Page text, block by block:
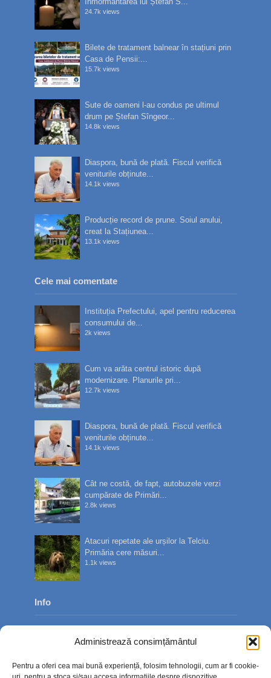
Administrează consimțământul
Pentru a oferi cea mai bună experiență, folosim tehnologii, cum ar fi cookie-
24.7k views
Bilete de tratament balnear în stațiuni prin
Casa de Pensii:...
15.7k views
Sute de oameni l-au condus pe ultimul
drum pe Ștefan Sîngeor...
14.8k views
Diaspora, bună de plată. Fiscul verifică
veniturile obținute...
14.1k views
Producție record de prune. Soiul anului,
creat la Stațiunea...
13.1k views
Cele mai comentate
Instituția Prefectului, apel pentru reducerea
consumului de...
2k views
Cum va arăta centrul istoric după
modernizare. Planurile pri...
12.7k views
Diaspora, bună de plată. Fiscul verifică
veniturile obținute...
14.1k views
Cât ne costă, de fapt, autobuzele verzi
cumpărate de Primări...
2.8k views
Atacuri repetate ale urșilor la Telciu.
Primăria cere măsuri...
1.1k views
Info
Contact